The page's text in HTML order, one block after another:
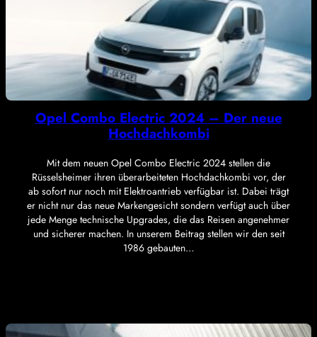
Opel Combo Electric 2024 – Der neue
Hochdachkombi
Mit dem neuen Opel Combo Electric 2024 stellen die
Rüsselsheimer ihren überarbeiteten Hochdachkombi vor, der
ab sofort nur noch mit Elektroantrieb verfügbar ist. Dabei trägt
er nicht nur das neue Markengesicht sondern verfügt auch über
jede Menge technische Upgrades, die das Reisen angenehmer
und sicherer machen. In unserem Beitrag stellen wir den seit
1986 gebauten…